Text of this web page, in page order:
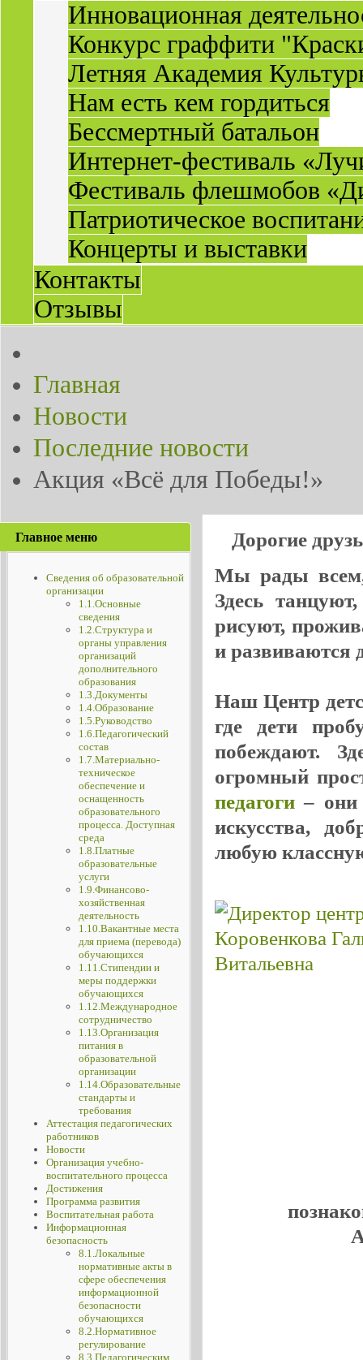
Инновационная
Конкурс граффити
Летняя Академия
Нам есть кем гордиться
Бессмертный батальон
Интернет-фестиваль
Фестиваль флешмобов
Патриотическое
Концерты и выставки
Контакты
Отзывы
Главная
Новости
Последние новости
Акция «Всё для Победы!»
Главное меню
Сведения об образовательной
организации
1.1.Основные
сведения
1.2.Структура и
органы управления
организаций
дополнительного
образования
1.3.Документы
1.4.Образование
1.5.Руководство
1.6.Педагогический
состав
1.7.Материально-
техническое
обеспечение и
оснащенность
образовательного
процесса. Доступная
среда
1.8.Платные
образовательные
услуги
1.9.Финансово-
хозяйственная
деятельность
1.10.Вакантные места
для приема (перевода)
обучающихся
1.11.Стипендии и
меры поддержки
обучающихся
1.12.Международное
сотрудничество
1.13.Организация
питания в
образовательной
организации
1.14.Образовательные
стандарты и
требования
Аттестация педагогических
работников
Новости
Организация учебно-
воспитательного процесса
Достижения
Программа развития
Воспитательная работа
Информационная
безопасность
8.1.Локальные
нормативные акты в
сфере обеспечения
информационной
безопасности
обучающихся
8.2.Нормативное
регулирование
8.3.Педагогическим
Дорогие
Мы рады всем,
Здесь
рисуют,
и развиваются
Наш Центр
где дети
побеждают.
огромный
педагоги– они
искусства,
любую